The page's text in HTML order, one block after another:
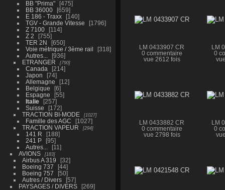
BB "Prima"
475
BB 36000
659
E 186 - Traxx
140
TGV - Grande Vitesse
1796
Z 7100
114
Z 2
755
TER 2N
650
Voie métrique / 3ème rail
318
Autres...
936
ETRANGER
790
Canada
214
Japon
74
Allemagne
12
Belgique
6
Espagne
55
Italie
257
Suisse
172
TRACTION BI-MODE
1027
Famille des AGC
1027
TRACTION VAPEUR
294
141 R
188
241 P
95
Autres...
11
AVIONS
183
Airbus A 319
32
Boeing 737
44
Boeing 757
50
Autres / Divers
57
PAYSAGES / DIVERS
269
LM 0433907 CR
0 commentaire
vue 2612 fois
LM
0
LM 0433882 CR
0 commentaire
vue 2798 fois
LM
0